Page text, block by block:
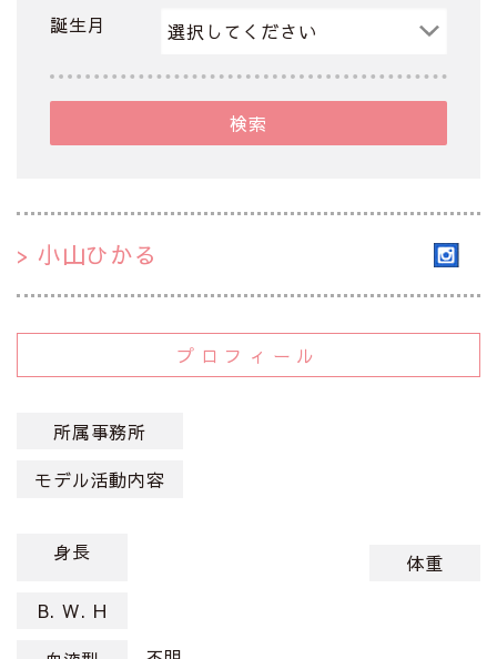
誕生月
検索
小山ひかる
プロフィール
所属事務所
モデル活動内容
身長
体重
B. W. H